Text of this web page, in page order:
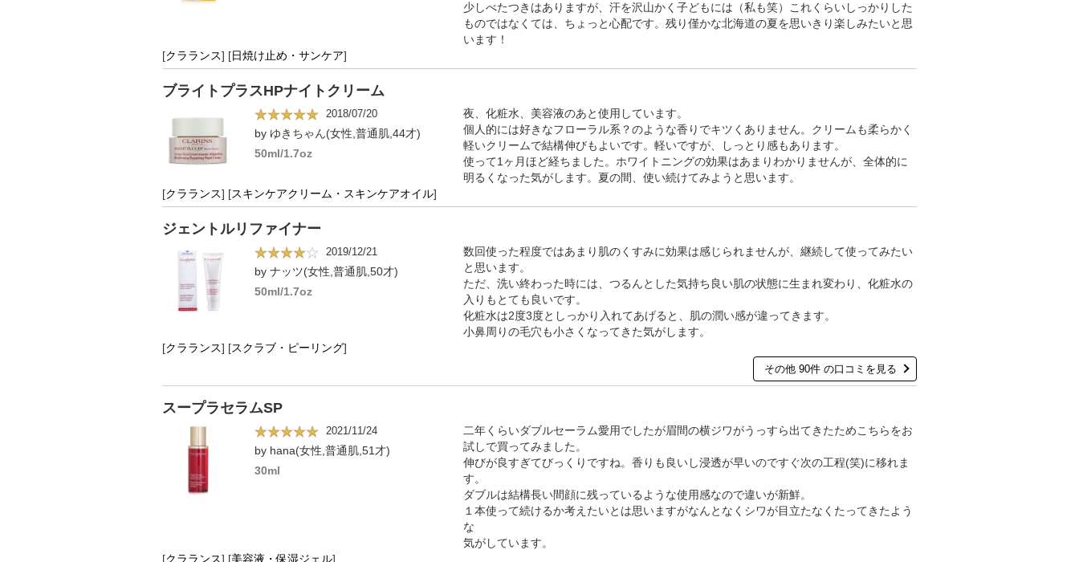
少しべたつきはありますが、汗を沢山かく子どもには（私も笑）これくらいしっかりした
ものではなくては、ちょっと心配です。残り僅かな北海道の夏を思いきり楽しみたいと思
います！
[クラランス] [ 日焼け止め・サンケア]
ブライトプラスHPナイトクリーム
2018/07/20
by ゆきちゃん(女性,普通肌,44才)
50ml/1.7oz
夜、化粧水、美容液のあと使用しています。
個人的には好きなフローラル系？のような香りでキツくありません。クリームも柔らかく
軽いクリームで結構伸びもよいです。軽いですが、しっとり感もあります。
使って1ヶ月ほど経ちました。ホワイトニングの効果はあまりわかりませんが、全体的に
明るくなった気がします。夏の間、使い続けてみようと思います。
[クラランス] [スキンケアクリーム・スキンケアオイル]
ジェントルリファイナー
2019/12/21
by ナッツ(女性,普通肌,50才)
50ml/1.7oz
数回使った程度ではあまり肌のくすみに効果は感じられませんが、継続して使ってみたい
と思います。
ただ、洗い終わった時には、つるんとした気持ち良い肌の状態に生まれ変わり、化粧水の
入りもとても良いです。
化粧水は2度3度としっかり入れてあげると、肌の潤い感が違ってきます。
小鼻周りの毛穴も小さくなってきた気がします。
[クラランス] [スクラブ・ピーリング]
その他 90件 の口コミを見る
スープラセラムSP
2021/11/24
by hana(女性,普通肌,51才)
30ml
二年くらいダブルセーラム愛用でしたが眉間の横ジワがうっすら出てきたためこちらをお
試しで買ってみました。
伸びが良すぎてびっくりですね。香りも良いし浸透が早いのですぐ次の工程(笑)に移れま
す。
ダブルは結構長い間顔に残っているような使用感なので違いが新鮮。
１本使って続けるか考えたいとは思いますがなんとなくシワが目立たなくたってきたよう
な
気がしています。
[クラランス] [美容液・保湿ジェル]